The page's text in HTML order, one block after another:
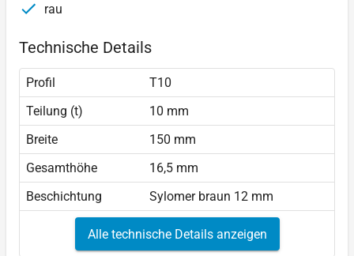
rau
Technische Details
Profil
T10
Teilung (t)
10 mm
Breite
150 mm
Gesamthöhe
16,5 mm
Beschichtung
Sylomer braun 12 mm
Alle technische Details anzeigen